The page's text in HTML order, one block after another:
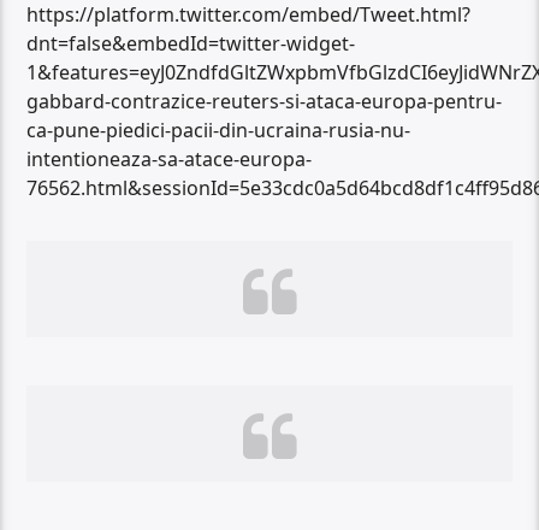
https://platform.twitter.com/embed/Tweet.html?
dnt=false&embedId=twitter-widget-
gabbard-contrazice-reuters-si-ataca-europa-pentru-
ca-pune-piedici-pacii-din-ucraina-rusia-nu-
intentioneaza-sa-atace-europa-